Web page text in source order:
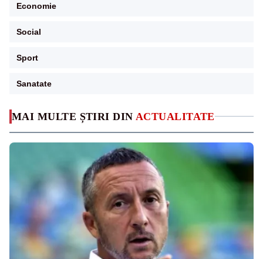
MAI MULTE ȘTIRI DIN ACTUALITATE
Economie
Social
Sport
Sanatate